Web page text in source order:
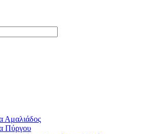
Αμαλιάδος
Πύργου